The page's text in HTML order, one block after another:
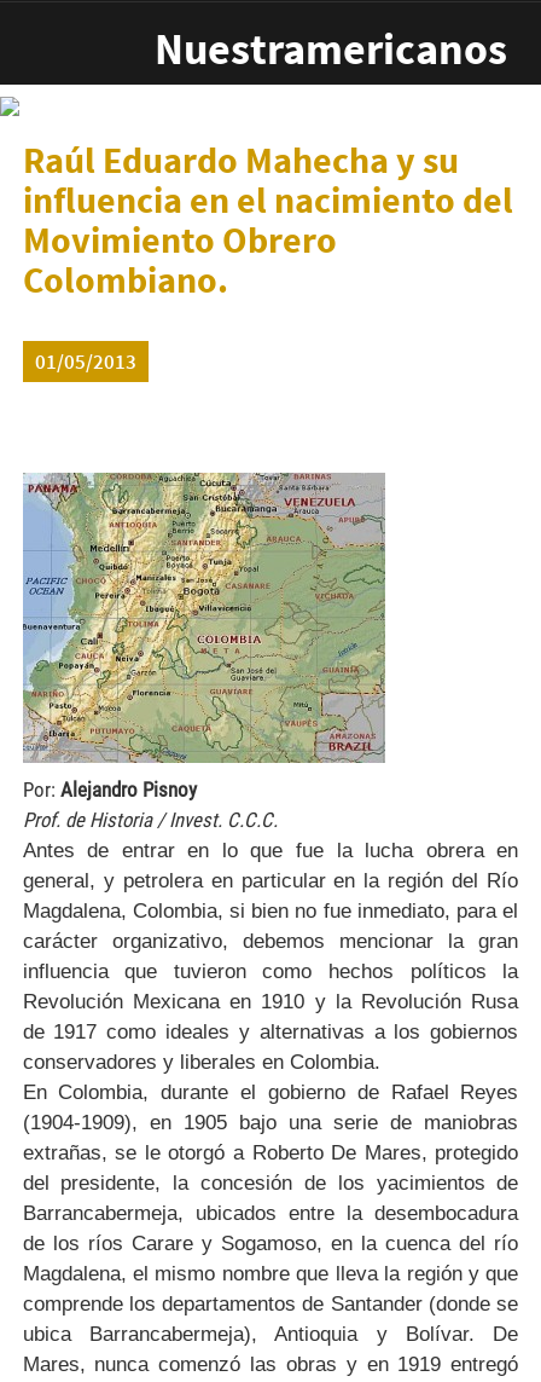
Nuestramericanos
Raúl Eduardo Mahecha y su
influencia en el nacimiento del
Movimiento Obrero
Colombiano.
01/05/2013
mapa_colombia-300x240.jpg
Por: Alejandro Pisnoy
Prof. de Historia / Invest. C.C.C.
Antes de entrar en lo que fue la lucha obrera en
general, y petrolera en particular en la región del Río
Magdalena, Colombia, si bien no fue inmediato, para el
carácter organizativo, debemos mencionar la gran
influencia que tuvieron como hechos políticos la
Revolución Mexicana en 1910 y la Revolución Rusa
de 1917 como ideales y alternativas a los gobiernos
conservadores y liberales en Colombia.
En Colombia, durante el gobierno de Rafael Reyes
(1904-1909), en 1905 bajo una serie de maniobras
extrañas, se le otorgó a Roberto De Mares, protegido
del presidente, la concesión de los yacimientos de
Barrancabermeja, ubicados entre la desembocadura
de los ríos Carare y Sogamoso, en la cuenca del río
Magdalena, el mismo nombre que lleva la región y que
comprende los departamentos de Santander (donde se
ubica Barrancabermeja), Antioquia y Bolívar. De
Mares, nunca comenzó las obras y en 1919 entregó